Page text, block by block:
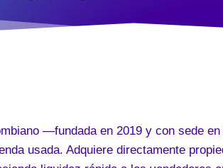
—fundada en 2019 y con sede
usada. Adquiere directamente